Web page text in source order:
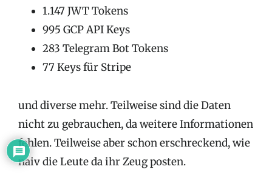
1.147 JWT Tokens
995 GCP API Keys
283 Telegram Bot Tokens
77 Keys für Stripe
und diverse mehr. Teilweise sind die Daten
nicht zu gebrauchen, da weitere Informationen
fehlen. Teilweise aber schon erschreckend, wie
naiv die Leute da ihr Zeug posten.